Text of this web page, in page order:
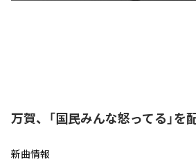
万賀、「国民みんな怒ってる」を
新曲情報